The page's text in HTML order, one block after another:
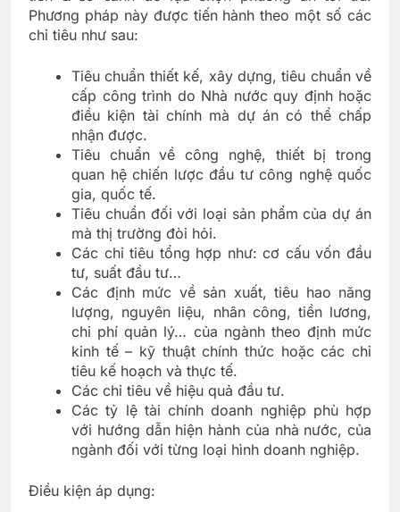
Phương pháp này được tiến hành theo một số các
chỉ tiêu như sau:
Tiêu chuẩn thiết kế, xây dựng, tiêu chuẩn về
cấp công trình do Nhà nước quy định hoặc
điều kiện tài chính mà dự án có thể chấp
nhận được.
Tiêu chuẩn về công nghệ, thiết bị trong
quan hệ chiến lược đầu tư công nghệ quốc
gia, quốc tế.
Tiêu chuẩn đối với loại sản phẩm của dự án
mà thị trường đòi hỏi.
Các chỉ tiêu tổng hợp như: cơ cấu vốn đầu
tư, suất đầu tư…
Các định mức về sản xuất, tiêu hao năng
lượng, nguyên liệu, nhân công, tiền lương,
chi phí quản lý… của ngành theo định mức
kinh tế – kỹ thuật chính thức hoặc các chỉ
tiêu kế hoạch và thực tế.
Các chỉ tiêu về hiệu quả đầu tư.
Các tỷ lệ tài chính doanh nghiệp phù hợp
với hướng dẫn hiện hành của nhà nước, của
ngành đối với từng loại hình doanh nghiệp.
Điều kiện áp dụng: